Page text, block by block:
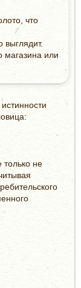
что
выглядит.
магазина или
только не